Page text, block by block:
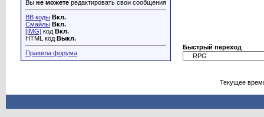
Вы не можете редактировать свои сообщения
BB коды Вкл.
Смайлы Вкл.
[IMG] код Вкл.
HTML код Выкл.
Правила форума
Быстрый переход
Текущее